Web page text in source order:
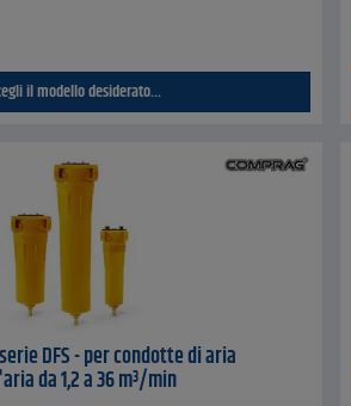
il modello desiderato...
DFS - per condotte di aria
da 1,2 a 36 m³/min